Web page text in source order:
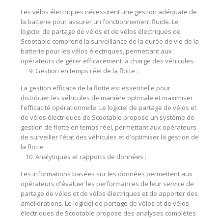
Les vélos électriques nécessitent une gestion adéquate de
la batterie pour assurer un fonctionnement fluide. Le
logiciel de partage de vélos et de vélos électriques de
Scootable comprend la surveillance de la durée de vie de la
batterie pour les vélos électriques, permettant aux
opérateurs de gérer efficacement la charge des véhicules.
Gestion en temps réel de la flotte :
La gestion efficace de la flotte est essentielle pour
distribuer les véhicules de manière optimale et maximiser
l'efficacité opérationnelle. Le logiciel de partage de vélos et
de vélos électriques de Scootable propose un système de
gestion de flotte en temps réel, permettant aux opérateurs
de surveiller l'état des véhicules et d'optimiser la gestion de
la flotte.
Analytiques et rapports de données :
Les informations basées sur les données permettent aux
opérateurs d'évaluer les performances de leur service de
partage de vélos et de vélos électriques et de apporter des
améliorations. Le logiciel de partage de vélos et de vélos
électriques de Scootable propose des analyses complètes